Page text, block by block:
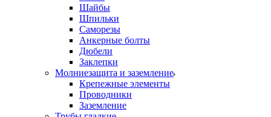
Шайбы
Шпильки
Саморезы
Анкерные болты
Дюбели
Заклепки
Молниезащита и заземление
Крепежные элементы
Проводники
Заземление